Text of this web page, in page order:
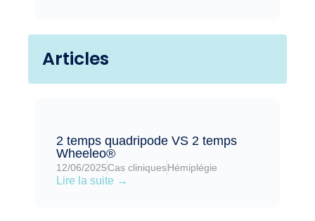
Articles
2 temps quadripode VS 2 temps
Wheeleo®
12/06/2025Cas cliniquesHémiplégie
Lire la suite →